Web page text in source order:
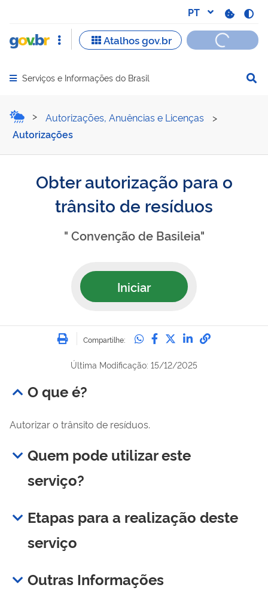
Abrir menu principal de navegação
Serviços e Informações do Brasil
Obter autorização para o
Autorizações, Anuências e Licenças
>
Autorizações
Obter autorização para o
trânsito de resíduos
" Convenção de Basileia"
Iniciar
Imprimir
Compartilhe: Compartilhe no
Compartilhe no
Compartilhe no
Compartilhe
Última Modificação: 15/12/2025
O que é?
Autorizar o trânsito de resíduos.
Quem pode utilizar este
serviço?
Etapas para a realização deste
serviço
Outras Informações